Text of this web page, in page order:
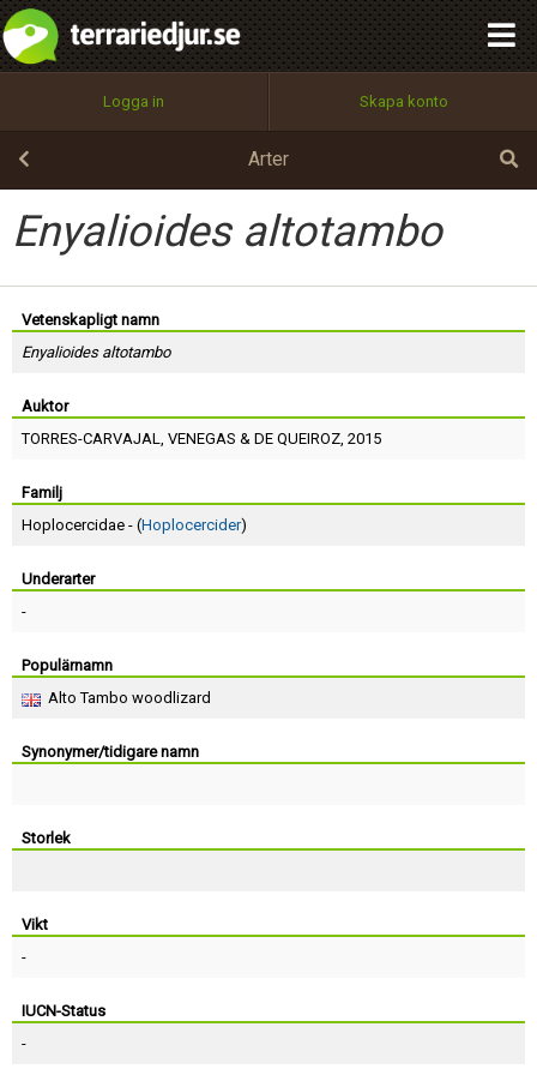
Logga in Skapa konto
Arter
Enyalioides altotambo
Vetenskapligt namn
Enyalioides altotambo
Auktor
TORRES-CARVAJAL, VENEGAS & DE QUEIROZ, 2015
Familj
Hoplocercidae - (Hoplocercider)
Underarter
-
Populärnamn
Alto Tambo woodlizard
Synonymer/tidigare namn
Storlek
Vikt
-
IUCN-Status
-
Utför
100%
OK
integritetspolicy
Namn:
Epost:
Användarnamn:
Lösenord:
Terms of Service
Skapa konto
Begär nytt lösenord
Tillbaka till förstasidan